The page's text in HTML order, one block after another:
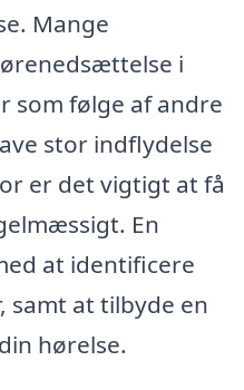
Mange
i
som følge af andre
stor indflydelse
er det vigtigt at få
En
at identificere
samt at tilbyde en
hørelse.